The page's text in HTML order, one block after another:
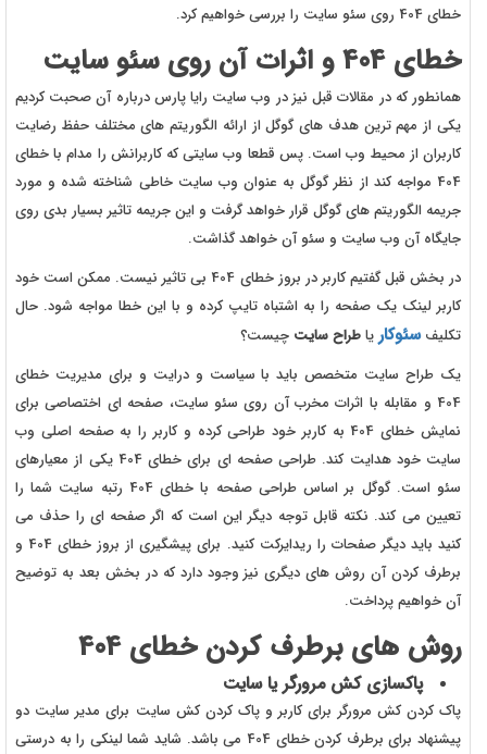
خطای 404 روی سئو سایت را بررسی خواهیم کرد.
خطای 404 و اثرات آن روی سئو سایت
همانطور که در مقالات قبل نیز در وب سایت رایا پارس درباره آن صحبت کردیم
یکی از مهم ترین هدف های گوگل از ارائه الگوریتم های مختلف حفظ رضایت
کاربران از محیط وب است. پس قطعا وب سایتی که کاربرانش را مدام با خطای
404 مواجه کند از نظر گوگل به عنوان وب سایت خاطی شناخته شده و مورد
جریمه الگوریتم های گوگل قرار خواهد گرفت و این جریمه تاثیر بسیار بدی روی
جایگاه آن وب سایت و سئو آن خواهد گذاشت.
در بخش قبل گفتیم کاربر در بروز خطای 404 بی تاثیر نیست. ممکن است خود
کاربر لینک یک صفحه را به اشتباه تایپ کرده و با این خطا مواجه شود. حال
تکلیفسئوکاریاطراح سایت چیست؟
یک طراح سایت متخصص باید با سیاست و درایت و برای مدیریت خطای
404 و مقابله با اثرات مخرب آن روی سئو سایت، صفحه ای اختصاصی برای
نمایش خطای 404 به کاربر خود طراحی کرده و کاربر را به صفحه اصلی وب
سایت خود هدایت کند. طراحی صفحه ای برای خطای 404 یکی از معیارهای
سئو است. گوگل بر اساس طراحی صفحه با خطای 404 رتبه سایت شما را
تعیین می کند. نکته قابل توجه دیگر این است که اگر صفحه ای را حذف می
کنید باید دیگر صفحات را ریدایرکت کنید. برای پیشگیری از بروز خطای 404 و
برطرف کردن آن روش های دیگری نیز وجود دارد که در بخش بعد به توضیح
آن خواهیم پرداخت.
روش های برطرف کردن خطای 404
پاکسازی کش مرورگر یا سایت
پاک کردن کش مرورگر برای کاربر و پاک کردن کش سایت برای مدیر سایت دو
پیشنهاد برای برطرف کردن خطای 404 می باشد. شاید شما لینکی را به درستی